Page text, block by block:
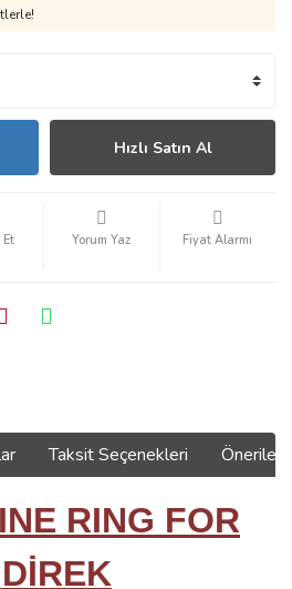
Hızlı Satın Al
Et Yorum Yaz Fiyat Alarmı
Taksit Seçenekleri
RING FOR